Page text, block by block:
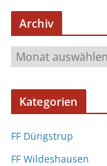
Archiv
Kategorien
FF Düngstrup
FF Wildeshausen